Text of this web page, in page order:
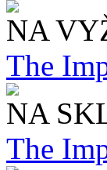
NA
The
NA
The